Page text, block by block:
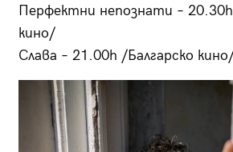
Перфектни непознати –
кино/
Слава – 21.00h /Балгарско